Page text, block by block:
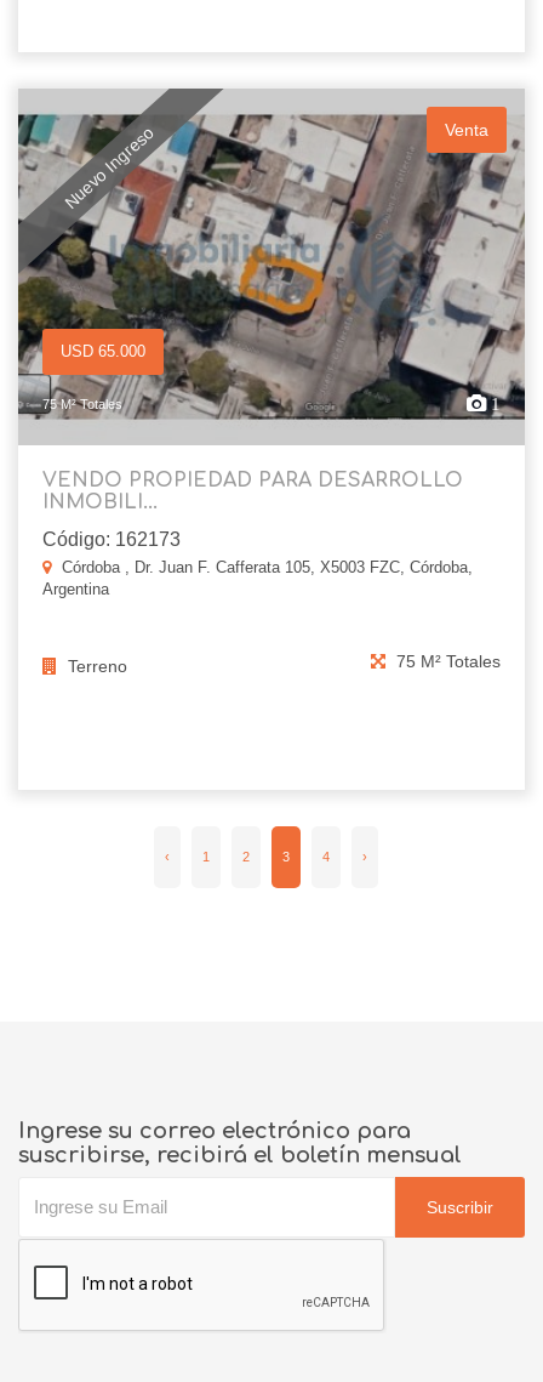
Nuevo Ingreso Venta
USD 65.000
75 M² Totales 1
VENDO PROPIEDAD PARA DESARROLLO
INMOBILI...
Código: 162173
Córdoba , Dr. Juan F. Cafferata 105, X5003 FZC, Córdoba,
Argentina
Terreno 75 M² Totales
‹ 1 2 3 4 ›
Ingrese su correo electrónico para
suscribirse, recibirá el boletín mensual
Suscribir